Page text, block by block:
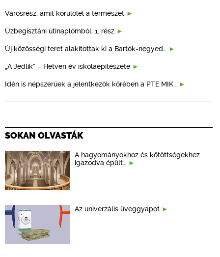
Városrész, amit körülölel a természet
Üzbegisztáni útinaplómból, 1. rész
Új közösségi teret alakítottak ki a Bartók-negyed…
„A Jedlik” – Hetven év iskolaépítészete
Idén is népszerűek a jelentkezők körében a PTE MIK…
SOKAN OLVASTÁK
A hagyományokhoz és kötöttségekhez
igazodva épült…
Az univerzális üveggyapot